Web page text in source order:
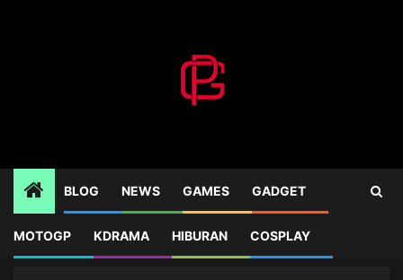
BLOG NEWS GAMES GADGET
MOTOGP KDRAMA HIBURAN COSPLAY
Home Games Starcraft 3: Masa Depan Game Strategi Legendaris